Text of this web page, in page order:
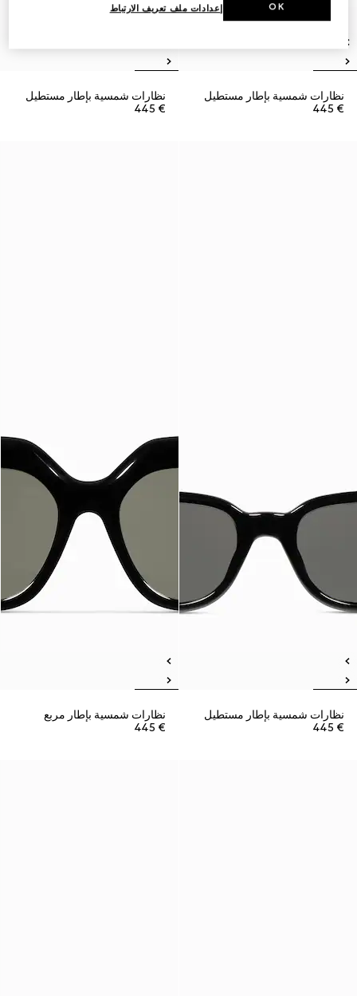
نظارات شمسية بإطار مستطيل
€ 445
نظارات شمسية بإطار مستطيل
€ 445
نظارات شمسية بإطار مستطيل
€ 445
نظارات شمسية بإطار مربع
€ 445
إعدادات ملف تعريف الارتباط OK